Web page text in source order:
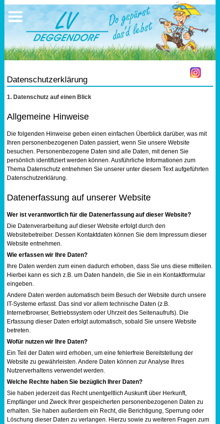
Datenschutzerklärung
1. Datenschutz auf einen Blick
Allgemeine Hinweise
Die folgenden Hinweise geben einen einfachen Überblick darüber, was mit
Ihren personenbezogenen Daten passiert, wenn Sie unsere Website
besuchen. Personenbezogene Daten sind alle Daten, mit denen Sie
persönlich identifiziert werden können. Ausführliche Informationen zum
Thema Datenschutz entnehmen Sie unserer unter diesem Text aufgeführten
Datenschutzerklärung.
Datenerfassung auf unserer Website
Wer ist verantwortlich für die Datenerfassung auf dieser Website?
Die Datenverarbeitung auf dieser Website erfolgt durch den
Websitebetreiber. Dessen Kontaktdaten können Sie dem Impressum dieser
Website entnehmen.
Wie erfassen wir Ihre Daten?
Ihre Daten werden zum einen dadurch erhoben, dass Sie uns diese mitteilen.
Hierbei kann es sich z.B. um Daten handeln, die Sie in ein Kontaktformular
eingeben.
Andere Daten werden automatisch beim Besuch der Website durch unsere
IT-Systeme erfasst. Das sind vor allem technische Daten (z.B.
Internetbrowser, Betriebssystem oder Uhrzeit des Seitenaufrufs). Die
Erfassung dieser Daten erfolgt automatisch, sobald Sie unsere Website
betreten.
Wofür nutzen wir Ihre Daten?
Ein Teil der Daten wird erhoben, um eine fehlerfreie Bereitstellung der
Website zu gewährleisten. Andere Daten können zur Analyse Ihres
Nutzerverhaltens verwendet werden.
Welche Rechte haben Sie bezüglich Ihrer Daten?
Sie haben jederzeit das Recht unentgeltlich Auskunft über Herkunft,
Empfänger und Zweck Ihrer gespeicherten personenbezogenen Daten zu
erhalten. Sie haben außerdem ein Recht, die Berichtigung, Sperrung oder
Löschung dieser Daten zu verlangen. Hierzu sowie zu weiteren Fragen zum
Sportangebote
Trainingszeiten
Laufen
Lauf 10
Nordic Walking
Schwimmen
Sportabzeichen
Tempo & Gymnastik
Ausschreibungen
17.05.2026 Triathlon
Ergebnisse
Ergebnisse
Mitgliedschaft
Vereinskleidung
Vorstandschaft
Dokumente
SEPA Info